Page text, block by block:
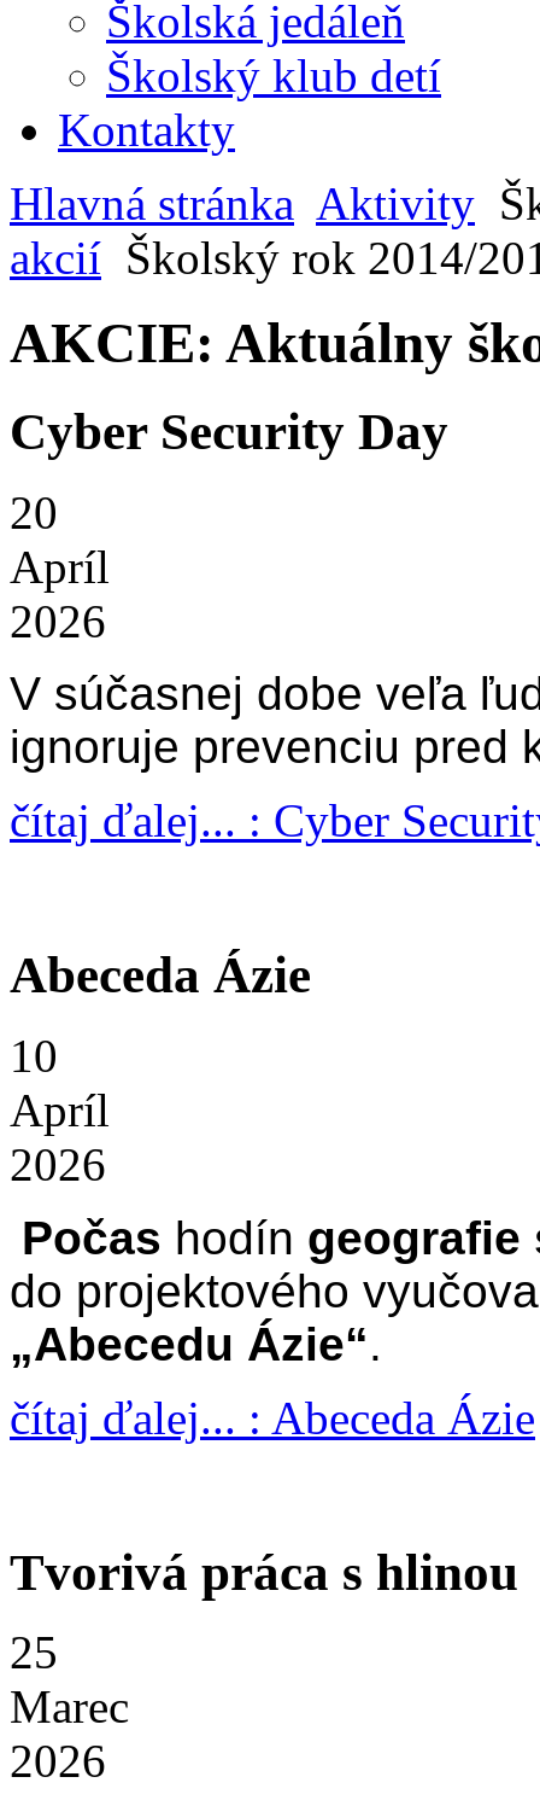
Školská jedáleň
Školský klub detí
Kontakty
Hlavná stránka Aktivity
akcií Školský rok 2014/
AKCIE: Aktuálny
Cyber Security Day
20
Apríl
2026
V súčasnej dobe veľa
ignoruje prevenciu pred
čítaj ďalej... : Cyber
Abeceda Ázie
10
Apríl
2026
Počas hodín geografie
do projektového
„Abecedu Ázie“.
čítaj ďalej... : Abeceda Ázie
Tvorivá práca s hlinou
25
Marec
2026